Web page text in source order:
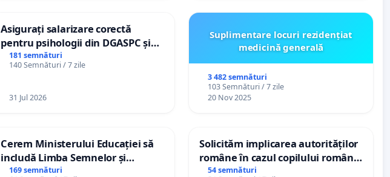
Asigurați salarizare corectă
pentru psihologii din DGASPC și
spitale
181 semnături
140 Semnături / 7 zile
31 Jul 2026
Suplimentare locuri rezidențiat
medicină generală
3 482 semnături
103 Semnături / 7 zile
20 Nov 2025
Cerem Ministerului Educației să
includă Limba Semnelor și
alfabetul Braille în școlile din
169 semnături
Solicităm implicarea autorităților
române în cazul copilului român
Wiliam Kristian Gheorghe, aflat în
54 semnături